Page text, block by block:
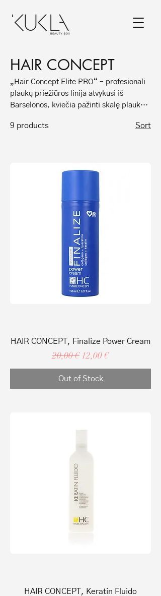
HAIR CONCEPT
„Hair Concept Elite PRO“ – profesionali
plaukų priežiūros linija atvykusi iš
Barselonos, kviečia pažinti skalę plaukų
pakeliančios nuo šaknų iki itin inovatyvios
kiekvienai kosmetikos linijai padeda ne
išsaugoti plaukų struktūrą bei sveikatinti
9 products Sort
HAIR CONCEPT, Finalize Power Cream
Regular Price
20,00 € Sale Price
12,00 €
Out of Stock
HAIR CONCEPT, Keratin Fluido